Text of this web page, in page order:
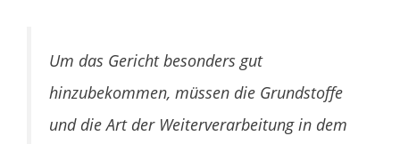
Um das Gericht besonders gut
hinzubekommen, müssen die Grundstoffe
und die Art der Weiterverarbeitung in dem